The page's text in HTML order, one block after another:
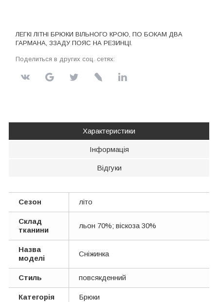
ЛЕГКІ ЛІТНІ БРЮКИ ВІЛЬНОГО КРОЮ, ПО БОКАМ ДВА
ГАРМАНА, ЗЗАДУ ПОЯС НА РЕЗИНЦІ.
Поделиться в других соц. сетях:
Характеристики
Інформація
Відгуки
Сезон літо
Склад
тканини
льон 70%; віскоза 30%
Назва
моделі
Сніжинка
Стиль повсякденний
Категорія Брюки